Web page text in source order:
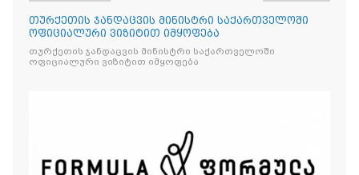
თურქეთის ჯანდაცვის მინისტრი საქართველოში
ოფიციალური ვიზიტით იმყოფება
თურქეთის ჯანდაცვის მინისტრი საქართველოში
ოფიციალური ვიზიტით იმყოფება